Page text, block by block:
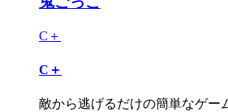
C＋
C＋
敵から逃げるだけの簡単なゲー